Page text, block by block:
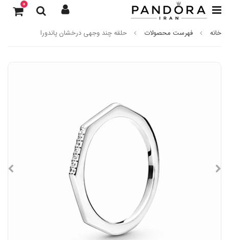
0
خانه فهرست محصولات حلقه چند وجهی درخشان پاندورا